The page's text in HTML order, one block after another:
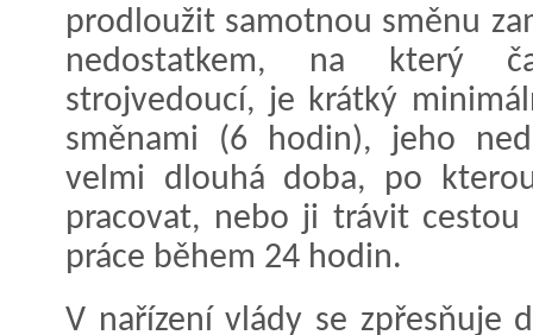
prodloužit samotnou směnu
nedostatkem, na který
strojvedoucí, je krátký
směnami (6 hodin), jeho
velmi dlouhá doba, po
pracovat, nebo ji trávit
práce během 24 hodin.
V nařízení vlády se zpřesňuje